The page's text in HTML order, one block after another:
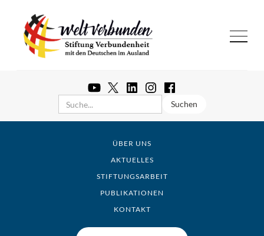
ÜBER UNS
AKTUELLES
STIFTUNGSARBEIT
PUBLIKATIONEN
KONTAKT